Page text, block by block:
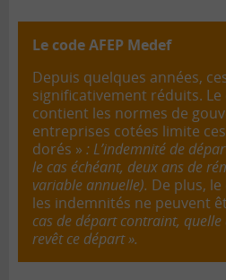
Le code AFEP Medef
Depuis quelques années,
significativement réduits. Le
contient les normes de
entreprises cotées limite
dorés » : L’indemnité de
le cas échéant, deux ans de
variable annuelle). De plus,
les indemnités ne peuvent
cas de départ contraint,
revêt ce départ ».